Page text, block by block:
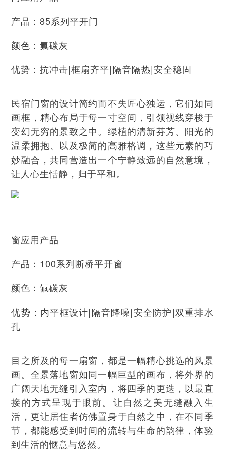
产品：85系列平开门
颜色：氟碳灰
优势：抗冲击|框扇齐平|隔音隔热|安全稳固
民宿门窗的设计简约而不失匠心独运，它们如同
画框，精心布局于每一寸空间，引领视线穿梭于
变幻无穷的景致之中。绿植的清新芬芳、阳光的
温柔拥抱、以及极简的高雅格调，这些元素的巧
妙融合，共同营造出一个宁静致远的自然意境，
让人心生恬静，归于平和。
窗应用产品
产品：100系列断桥平开窗
颜色：氟碳灰
优势：内平框设计|隔音降噪|安全防护|双重排水
孔
目之所及的每一扇窗，都是一幅精心挑选的风景
画。全景落地窗如同一幅巨型的画布，将外界的
广阔天地无缝引入室内，将四季的更迭，以最直
接的方式呈现于眼前。让自然之美无缝融入生
活，更让居住者仿佛置身于自然之中，在不同季
节，都能感受到时间的流转与生命的韵律，体验
到生活的惬意与悠然。